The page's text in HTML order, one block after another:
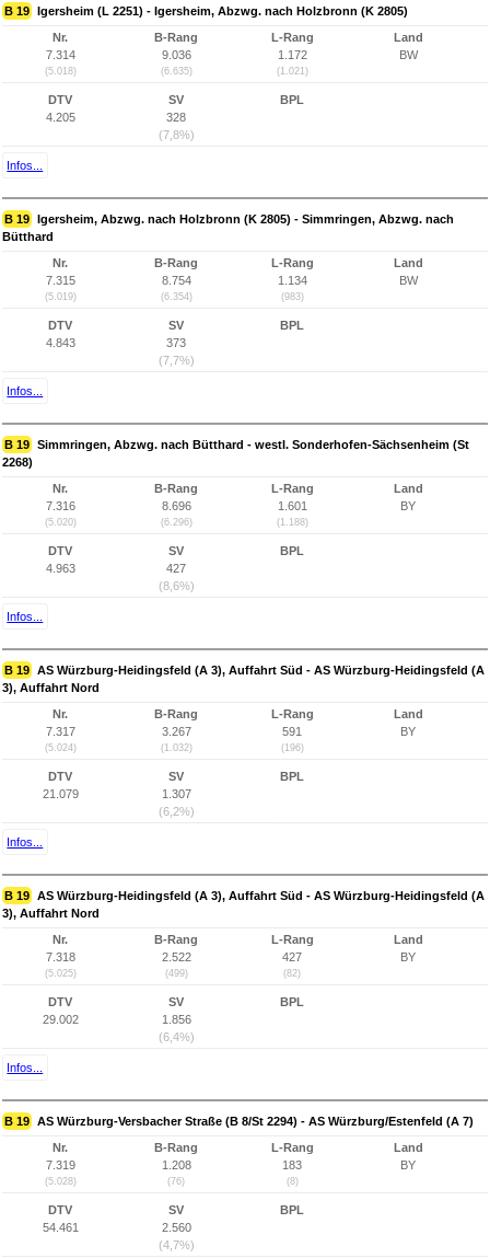
B 19 Igersheim (L 2251) - Igersheim, Abzwg. nach Holzbronn (K 2805)
Nr.
7.314
(5.018)
B-Rang
9.036
(6.635)
L-Rang
1.172
(1.021)
Land
BW
DTV
4.205
SV
328
(7,8%)
BPL
Infos...
B 19 Igersheim, Abzwg. nach Holzbronn (K 2805) - Simmringen, Abzwg. nach
Bütthard
Nr.
7.315
(5.019)
B-Rang
8.754
(6.354)
L-Rang
1.134
(983)
Land
BW
DTV
4.843
SV
373
(7,7%)
BPL
Infos...
B 19 Simmringen, Abzwg. nach Bütthard - westl. Sonderhofen-Sächsenheim (St
2268)
Nr.
7.316
(5.020)
B-Rang
8.696
(6.296)
L-Rang
1.601
(1.188)
Land
BY
DTV
4.963
SV
427
(8,6%)
BPL
Infos...
B 19 AS Würzburg-Heidingsfeld (A 3), Auffahrt Süd - AS Würzburg-Heidingsfeld (A
3), Auffahrt Nord
Nr.
7.317
(5.024)
B-Rang
3.267
(1.032)
L-Rang
591
(196)
Land
BY
DTV
21.079
SV
1.307
(6,2%)
BPL
Infos...
B 19 AS Würzburg-Heidingsfeld (A 3), Auffahrt Süd - AS Würzburg-Heidingsfeld (A
3), Auffahrt Nord
Nr.
7.318
(5.025)
B-Rang
2.522
(499)
L-Rang
427
(82)
Land
BY
DTV
29.002
SV
1.856
(6,4%)
BPL
Infos...
B 19 AS Würzburg-Versbacher Straße (B 8/St 2294) - AS Würzburg/Estenfeld (A 7)
Nr.
7.319
(5.028)
B-Rang
1.208
(76)
L-Rang
183
(8)
Land
BY
DTV
54.461
SV
2.560
(4,7%)
BPL